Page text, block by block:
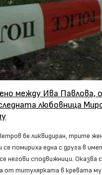
между Ива Павлова,
любовница
бе ликвидиран, трите
помириха една с друга в
сподвижници. Оказва
от титулярката в кревата